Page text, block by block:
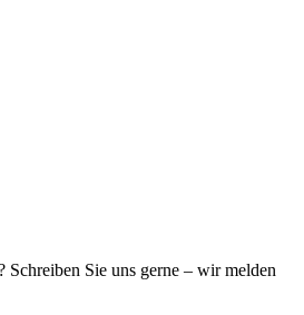
Sie uns gerne – wir melden